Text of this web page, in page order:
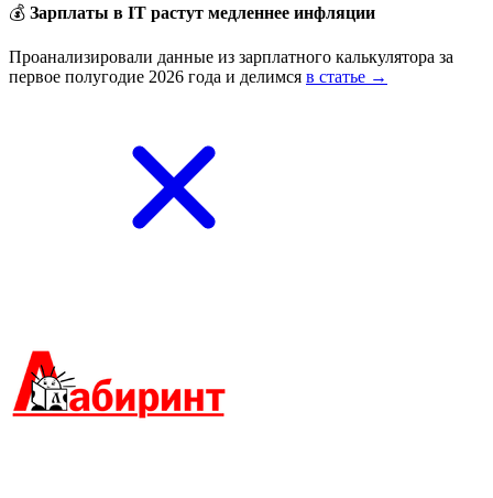
💰 Зарплаты в IT растут медленнее инфляции
Проанализировали данные из зарплатного калькулятора за
первое полугодие 2026 года и делимся в статье →